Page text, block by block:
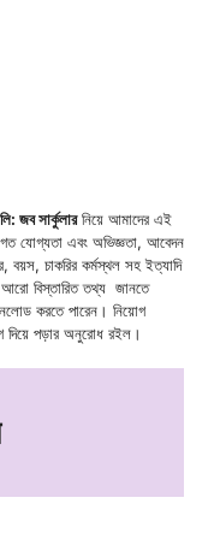
জব সার্কুলারনিয়ে আমাদের এই
যোগ্যতা এবং অভিজ্ঞতা, আবেদন
বয়স, চাকরির কর্মস্থল সহ ইত্যাদি
আরো বিস্তারিত তথ্য জানতে
করতে পারেন। নিয়োগ
দিয়ে পড়ার অনুরোধ রইল।